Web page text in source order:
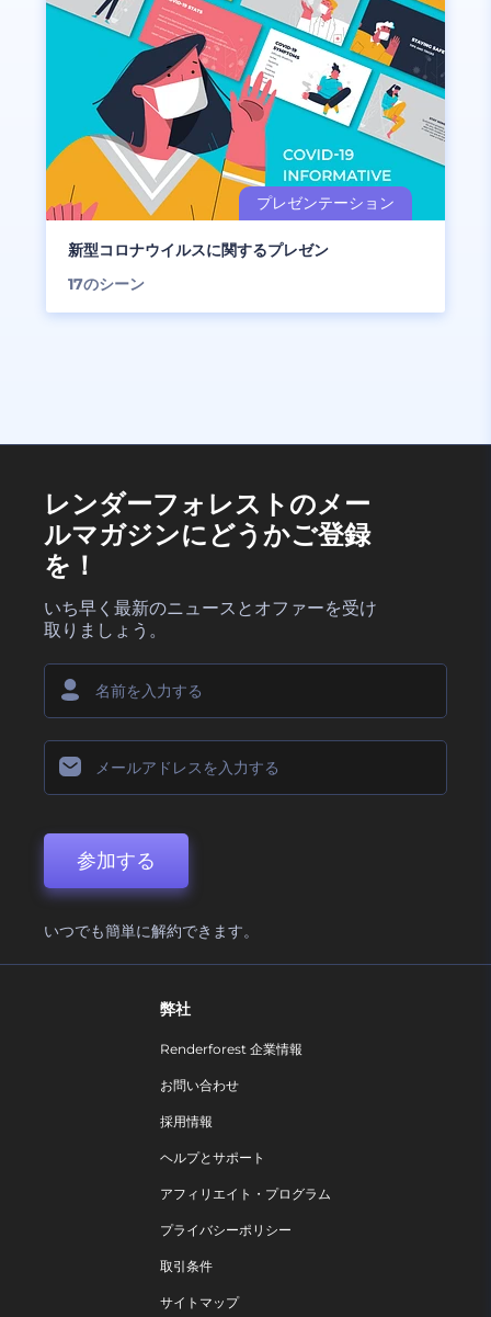
新型コロナウイルスに関するプレゼン
17のシーン
レンダーフォレストのメー
ルマガジンにどうかご登録
を！
いち早く最新のニュースとオファーを受け
取りましょう。
参加する
いつでも簡単に解約できます。
弊社
Renderforest 企業情報
お問い合わせ
採用情報
ヘルプとサポート
アフィリエイト・プログラム
プライバシーポリシー
取引条件
サイトマップ